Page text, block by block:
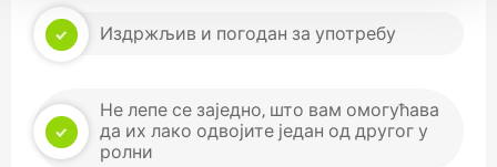
Издржљив и погодан за употребу
Не лепе се заједно, што вам омогућава
да их лако одвојите један од другог у
ролни